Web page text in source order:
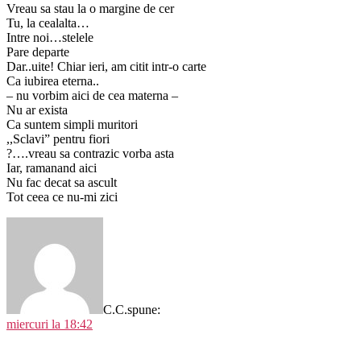
Vreau sa stau la o margine de cer
Tu, la cealalta…
Intre noi…stelele
Pare departe
Dar..uite! Chiar ieri, am citit intr-o carte
Ca iubirea eterna..
– nu vorbim aici de cea materna –
Nu ar exista
Ca suntem simpli muritori
,,Sclavi” pentru fiori
?….vreau sa contrazic vorba asta
Iar, ramanand aici
Nu fac decat sa ascult
Tot ceea ce nu-mi zici
C.C.spune:
miercuri la 18:42